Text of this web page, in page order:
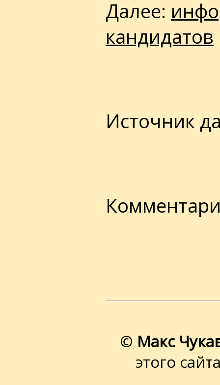
Далее:
кандидатов
Источник
© Макс
этого